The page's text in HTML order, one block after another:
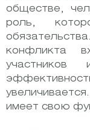
обществе,
роль,
конфликта
имеет свою